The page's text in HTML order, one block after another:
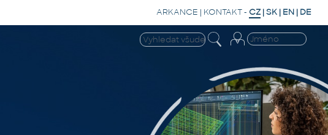
ARKANCE | KONTAKT- CZ |SK | EN | DE